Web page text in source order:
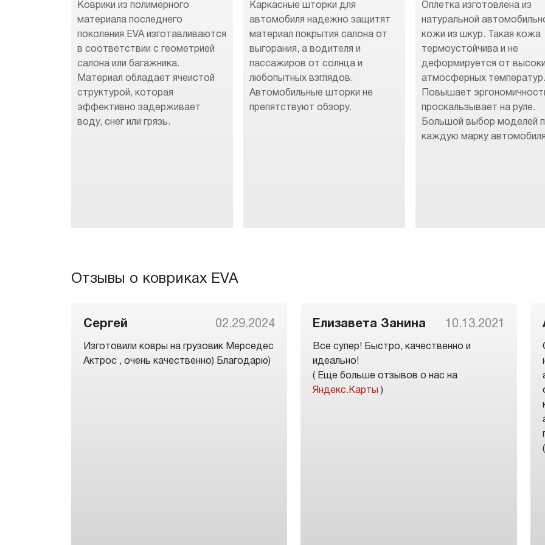
Коврики из полимерного
материала последнего
поколения EVA изготавливаются
в соответствии с геометрией
салона или багажника.
Материал обладает ячеистой
структурой, которая
эффективно задерживает
воду, снег или грязь.
Каркасные шторки для
автомобиля надежно защитят
материал покрытия салона от
выгорания, а водителя и
пассажиров от солнца и
любопытных взглядов.
Автомобильные шторки не
препятствуют обзору.
Оплетка изготовлена из
натуральной
кожи из шкур. Такая кожа
термоустойчива и не
деформируется от
атмосферных температур.
Повышает
проскальзывает на руле.
Большой выбор моделей
каждую марку
Отзывы о ковриках EVA
Сергей 02.29.2024
Изготовили ковры на грузовик Мерседес
Актрос , очень качественно) Благодарю)
Елизавета Занина 10.13.2021
Все супер! Быстро, качественно и
идеально!
( Еще больше отзывов о нас на
Яндекс.Карты )